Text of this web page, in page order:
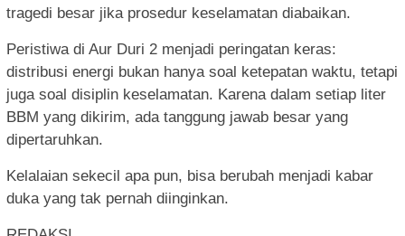
tragedi besar jika prosedur keselamatan diabaikan.
Peristiwa di Aur Duri 2 menjadi peringatan keras:
distribusi energi bukan hanya soal ketepatan waktu, tetapi
juga soal disiplin keselamatan. Karena dalam setiap liter
BBM yang dikirim, ada tanggung jawab besar yang
dipertaruhkan.
Kelalaian sekecil apa pun, bisa berubah menjadi kabar
duka yang tak pernah diinginkan.